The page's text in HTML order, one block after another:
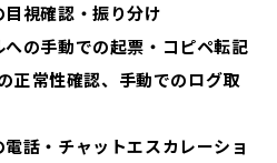
視確認・振り分け
の手動での起票・コピペ転記
正常性確認、手動でのログ取
話・チャットエスカレーショ